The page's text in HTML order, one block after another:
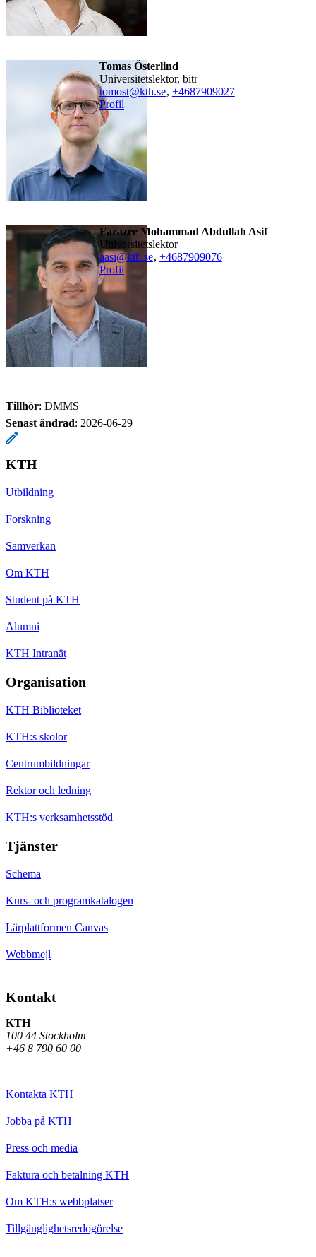
Tomas Österlind
universitetslektor, bitr
tomost@kth.se, +4687909027
Profil
Farazee Mohammad Abdullah Asif
universitetslektor
aasi@kth.se, +4687909076
Profil
Tillhör: DMMS
Senast ändrad: 2026-06-29
KTH
Utbildning
Forskning
Samverkan
Om KTH
Student på KTH
Alumni
KTH Intranät
Organisation
KTH Biblioteket
KTH:s skolor
Centrumbildningar
Rektor och ledning
KTH:s verksamhetsstöd
Tjänster
Schema
Kurs- och programkatalogen
Lärplattformen Canvas
Webbmejl
Kontakt
KTH
100 44 Stockholm
+46 8 790 60 00
Kontakta KTH
Jobba på KTH
Press och media
Faktura och betalning KTH
Om KTH:s webbplatser
Tillgänglighetsredogörelse